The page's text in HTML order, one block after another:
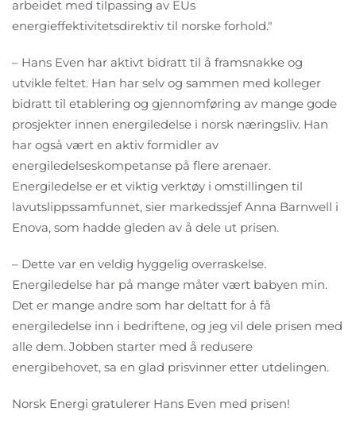
arbeidet med tilpassing av EUs
energieffektivitetsdirektiv til norske forhold."
– Hans Even har aktivt bidratt til å framsnakke og
utvikle feltet. Han har selv og sammen med kolleger
bidratt til etablering og gjennomføring av mange gode
prosjekter innen energiledelse i norsk næringsliv. Han
har også vært en aktiv formidler av
energiledelseskompetanse på flere arenaer.
Energiledelse er et viktig verktøy i omstillingen til
lavutslippssamfunnet, sier markedssjef Anna Barnwell i
Enova, som hadde gleden av å dele ut prisen.
– Dette var en veldig hyggelig overraskelse.
Energiledelse har på mange måter vært babyen min.
Det er mange andre som har deltatt for å få
energiledelse inn i bedriftene, og jeg vil dele prisen med
alle dem. Jobben starter med å redusere
energibehovet, sa en glad prisvinner etter utdelingen.
Norsk Energi gratulerer Hans Even med prisen!